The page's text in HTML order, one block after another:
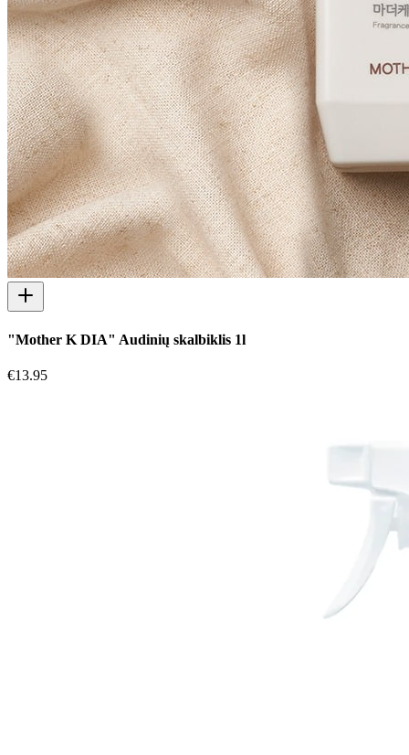
"Mother K DIA" Audinių skalbiklis 1l
€13.95